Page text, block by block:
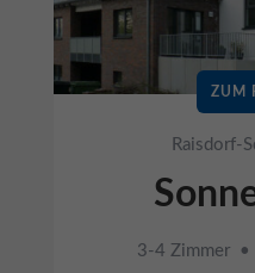
ZUM
Raisdorf-
3-4 Zimmer